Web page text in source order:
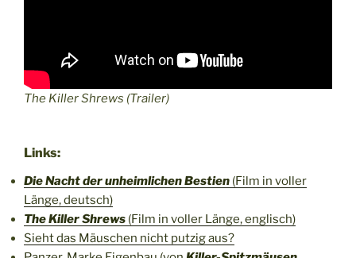
The Killer Shrews (Trailer)
Links:
Die Nacht der unheimlichen Bestien (Film in voller
Länge, deutsch)
The Killer Shrews (Film in voller Länge, englisch)
Sieht das Mäuschen nicht putzig aus?